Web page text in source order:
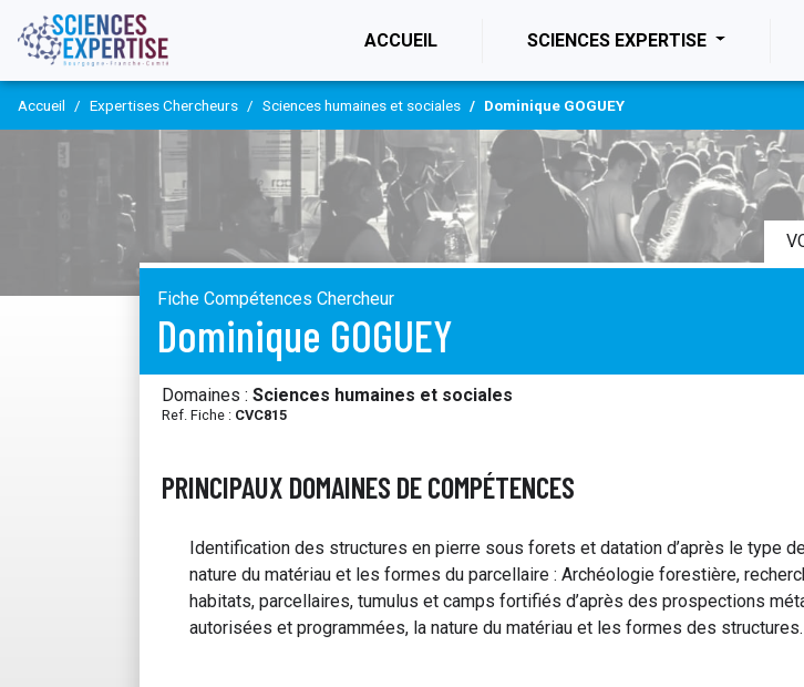
ACCUEIL (CURRENT)SCIENCES EXPERTISE
Accueil Expertises Chercheurs Sciences humaines et sociales Dominique GOGUEY
Fiche Compétences Chercheur
Dominique GOGUEY
Domaines : Sciences humaines et sociales
Ref. Fiche : CVC815
PRINCIPAUX DOMAINES DE COMPÉTENCES
Identification des structures en pierre sous forets et datation d’après le type
nature du matériau et les formes du parcellaire : Archéologie forestière,
habitats, parcellaires, tumulus et camps fortifiés d’après des prospections
autorisées et programmées, la nature du matériau et les formes des structures.